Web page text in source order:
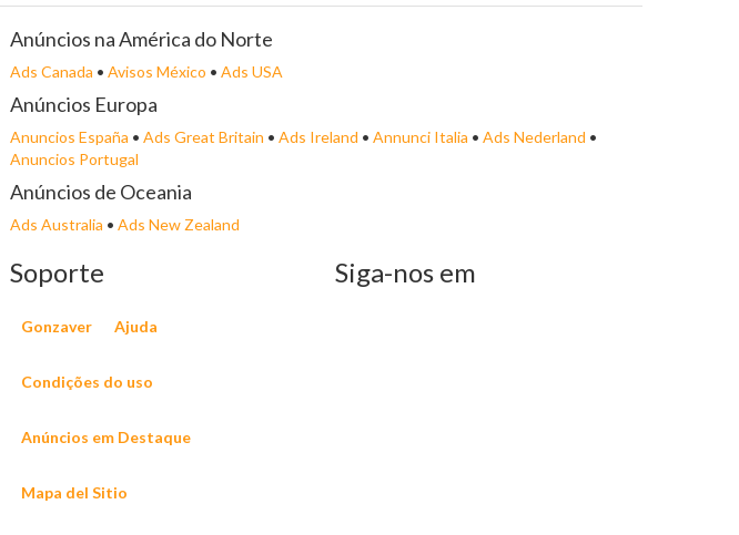
Anúncios na América do Norte
Ads Canada • Avisos México • Ads USA
Anúncios Europa
Anuncios España • Ads Great Britain • Ads Ireland • Annunci Italia • Ads Nederland •
Anuncios Portugal
Anúncios de Oceania
Ads Australia • Ads New Zealand
Soporte
Gonzaver Ajuda
Condições do uso
Anúncios em Destaque
Mapa del Sitio
Siga-nos em